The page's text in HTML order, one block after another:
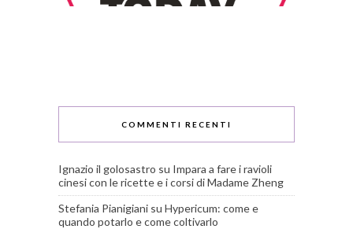
COMMENTI RECENTI
Ignazio il golosastro su Impara a fare i ravioli
cinesi con le ricette e i corsi di Madame Zheng
Stefania Pianigiani su Hypericum: come e
quando potarlo e come coltivarlo